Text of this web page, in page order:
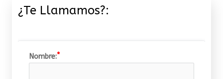
¿Te Llamamos?:
Nombre: